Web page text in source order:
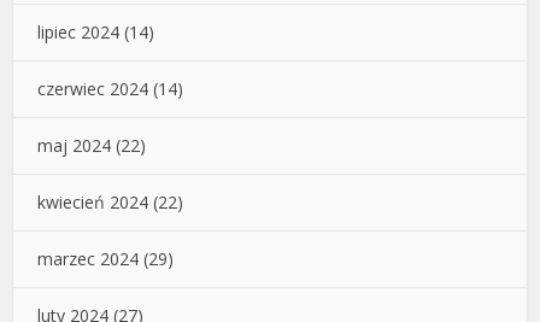
lipiec 2024 (14)
czerwiec 2024 (14)
maj 2024 (22)
kwiecień 2024 (22)
marzec 2024 (29)
luty 2024 (27)